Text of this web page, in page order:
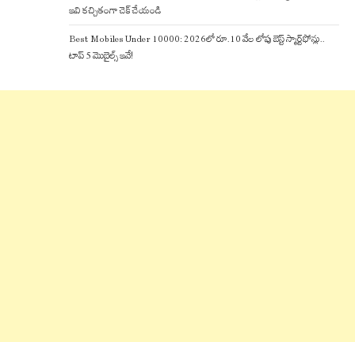
ఇవి కచ్చితంగా చెక్ చేయండి
Best Mobiles Under 10000: 2026లో రూ.10 వేల లోపు బెస్ట్ స్మార్ట్‌ఫోన్లు..
టాప్ 5 మొబైల్స్ ఇవే!